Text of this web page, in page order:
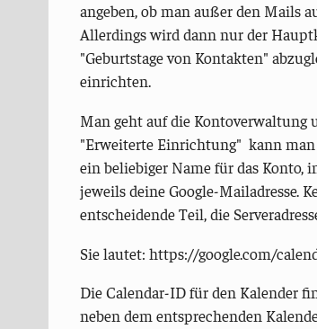
angeben, ob man außer den Mails
Allerdings wird dann nur der
"Geburtstage von Kontakten"
einrichten.
Man geht auf die Kontoverwaltung
"Erweiterte Einrichtung" kann
ein beliebiger Name für das Konto,
jeweils deine Google-Mailadresse.
entscheidende Teil, die
Sie lautet: https://google.com/
Die Calendar-ID für den Kalender
neben dem entsprechenden